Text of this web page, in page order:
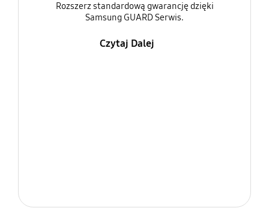
Rozszerz standardową gwarancję dzięki
Samsung GUARD Serwis.
Czytaj Dalej